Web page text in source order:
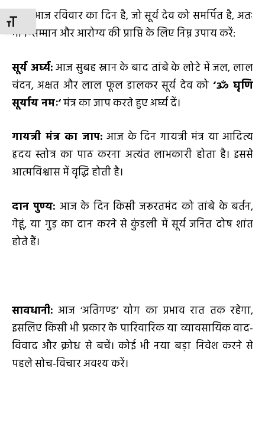
TOGGLE FONT SIZE
चूंकि आज रविवार का दिन है, जो सूर्य देव को समर्पित है, अतः
मान-सम्मान और आरोग्य की प्राप्ति के लिए निम्न उपाय करें:
सूर्य अर्घ्य:आज सुबह स्नान के बाद तांबे के लोटे में जल, लाल
चंदन, अक्षत और लाल फूल डालकर सूर्य देव को ‘ॐ घृणि
सूर्याय नमः‘मंत्र का जाप करते हुए अर्घ्य दें।
गायत्री मंत्र का जाप: आज के दिन गायत्री मंत्र या आदित्य
हृदय स्तोत्र का पाठ करना अत्यंत लाभकारी होता है। इससे
आत्मविश्वास में वृद्धि होती है।
दान पुण्य: आज के दिन किसी जरूरतमंद को तांबे के बर्तन,
गेहूं, या गुड़ का दान करने से कुंडली में सूर्य जनित दोष शांत
होते हैं।
सावधानी: आज ‘अतिगण्ड’ योग का प्रभाव रात तक रहेगा,
इसलिए किसी भी प्रकार के पारिवारिक या व्यावसायिक वाद-
विवाद और क्रोध से बचें। कोई भी नया बड़ा निवेश करने से
पहले सोच-विचार अवश्य करें।